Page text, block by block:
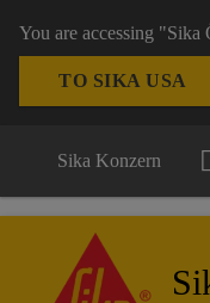
You are accessing "Sika
TO SIKA USA
Sika Konzern